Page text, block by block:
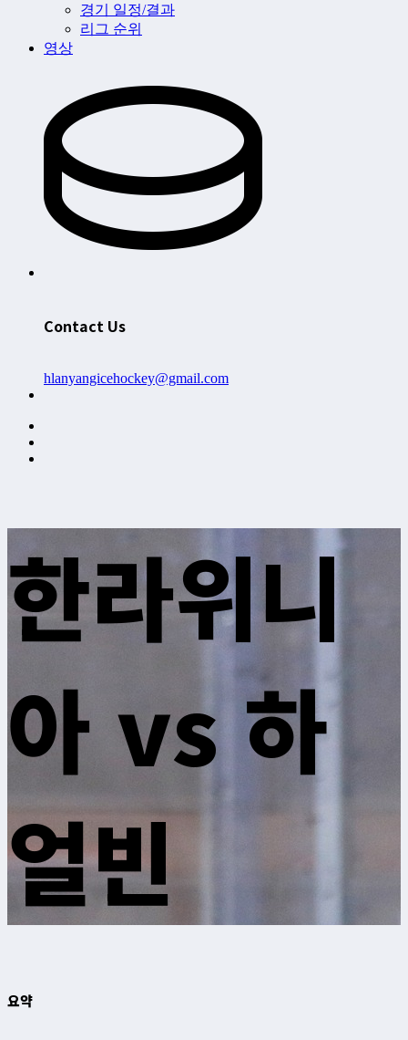
경기 일정/결과
리그 순위
영상
Contact Us
hlanyangicehockey@gmail.com
한라위니
아 vs 하
얼빈
요약